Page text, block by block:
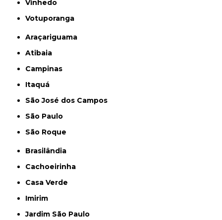
Vinhedo
Votuporanga
Araçariguama
Atibaia
Campinas
Itaquá
São José dos Campos
São Paulo
São Roque
Brasilândia
Cachoeirinha
Casa Verde
Imirim
Jardim São Paulo